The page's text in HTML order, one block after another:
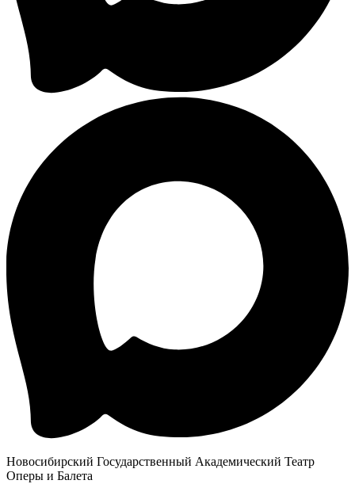
Новосибирский Государственный Академический Театр
Оперы и Балета